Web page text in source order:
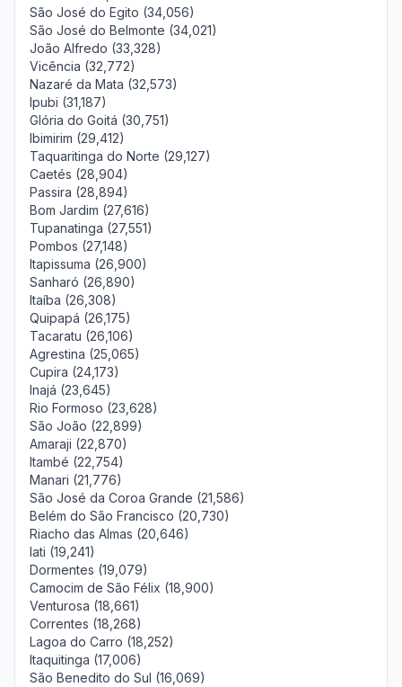
São José do Egito (34,056)
São José do Belmonte (34,021)
João Alfredo (33,328)
Vicência (32,772)
Nazaré da Mata (32,573)
Ipubi (31,187)
Glória do Goitá (30,751)
Ibimirim (29,412)
Taquaritinga do Norte (29,127)
Caetés (28,904)
Passira (28,894)
Bom Jardim (27,616)
Tupanatinga (27,551)
Pombos (27,148)
Itapissuma (26,900)
Sanharó (26,890)
Itaíba (26,308)
Quipapá (26,175)
Tacaratu (26,106)
Agrestina (25,065)
Cupira (24,173)
Inajá (23,645)
Rio Formoso (23,628)
São João (22,899)
Amaraji (22,870)
Itambé (22,754)
Manari (21,776)
São José da Coroa Grande (21,586)
Belém do São Francisco (20,730)
Riacho das Almas (20,646)
Iati (19,241)
Dormentes (19,079)
Camocim de São Félix (18,900)
Venturosa (18,661)
Correntes (18,268)
Lagoa do Carro (18,252)
Itaquitinga (17,006)
São Benedito do Sul (16,069)